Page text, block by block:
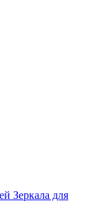
Зеркала для